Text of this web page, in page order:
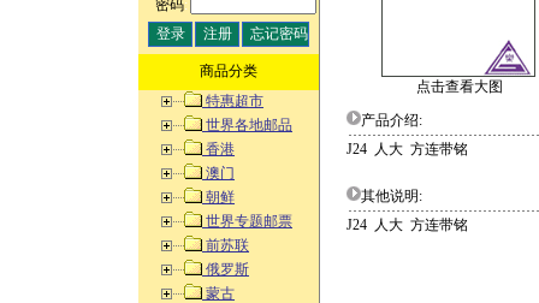
密码:
商品分类
特惠超市
世界各地邮品
香港
澳门
朝鲜
世界专题邮票
前苏联
俄罗斯
蒙古
点击查看大图
产品介绍:
J24 人大 方连带铭
其他说明:
J24 人大 方连带铭